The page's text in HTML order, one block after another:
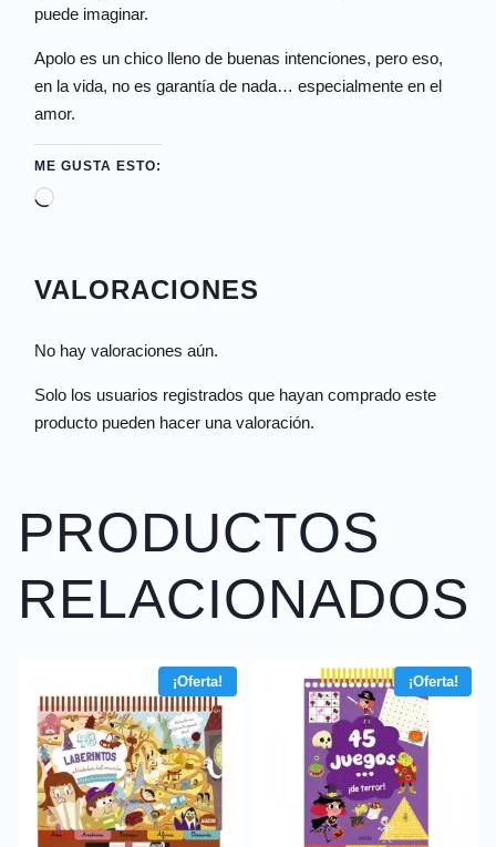
puede imaginar.
Apolo es un chico lleno de buenas intenciones, pero eso,
en la vida, no es garantía de nada… especialmente en el
amor.
ME GUSTA ESTO:
VALORACIONES
No hay valoraciones aún.
Solo los usuarios registrados que hayan comprado este
producto pueden hacer una valoración.
PRODUCTOS
RELACIONADOS
¡Oferta! ¡Oferta!